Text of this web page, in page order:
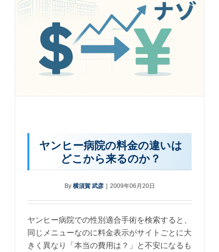
ヤンヒー病院の料金の違いは
どこから来るのか？
By 横須賀 武彦 | 2009年06月20日
ヤンヒー病院での性別適合手術を検索すると、
同じメニューなのに料金表示がサイトごとに大
きく異なり「本当の費用は？」と不安になるも